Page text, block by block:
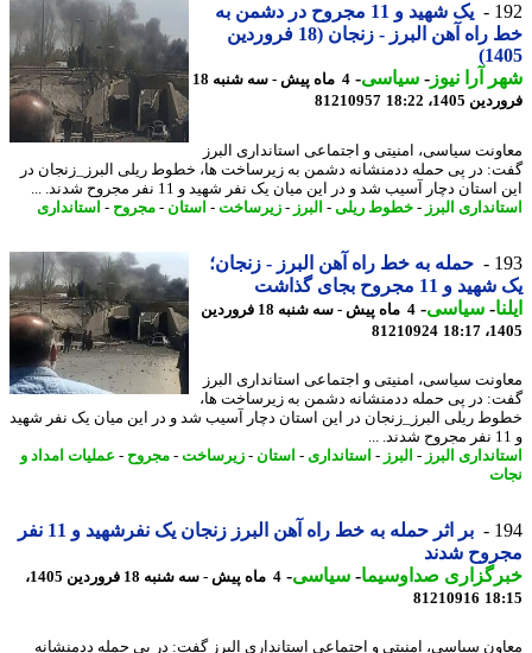
یک شهید و 11 مجروح در دشمن به
خط راه آهن البرز - زنجان (18 فروردین
آرا نیوز-سیاسی-
4 ماه پیش - سه شنبه 18
1405، 18:22
81210957
سیاسی، امنیتی و اجتماعی استانداری البرز
در پی حمله ددمنشانه دشمن به زیرساخت ها، خطوط ریلی البرز_زنجان در
دچار آسیب شد و در این میان یک نفر شهید و 11 نفر مجروح شدند. ...
البرز -خطوط ریلی-البرز -زیرساخت-استان-مجروح- استانداری
حمله به خط راه آهن البرز - زنجان؛
و 11 مجروح بجای گذاشت
-سیاسی-
4 ماه پیش - سه شنبه 18 فروردین
81210924
سیاسی، امنیتی و اجتماعی استانداری البرز
در پی حمله ددمنشانه دشمن به زیرساخت ها،
ریلی البرز_زنجان در این استان دچار آسیب شد و در این میان یک نفر شهید
البرز -البرز -استانداری- استان-زیرساخت-مجروح- عملیات امداد و
بر اثر حمله به خط راه آهن البرز زنجان یک نفرشهید و 11 نفر
شدند
صداوسیما-سیاسی-
4 ماه پیش - سه شنبه 18 فروردین 1405،
81210916
سیاسی، امنیتی و اجتماعی استانداری البرز گفت: در پی حمله ددمنشانه